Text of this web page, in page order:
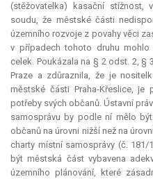
(stěžovatelka) kasační
soudu, že městské části
územního rozvoje z povahy věci
v případech tohoto druhu
celek. Poukázala na § 2 odst. 2, §
Praze a zdůraznila, že je
městské části Praha-Křeslice,
potřeby svých občanů. Ústavní
samosprávu by podle ní mělo
občanů na úrovni nižší než na
charty místní samosprávy (č.
být městská část vybavena
územního plánování, které